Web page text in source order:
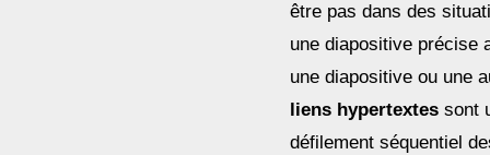
être pas dans des
une diapositive précise
une diapositive ou une
liens hypertextes sont
défilement séquentiel